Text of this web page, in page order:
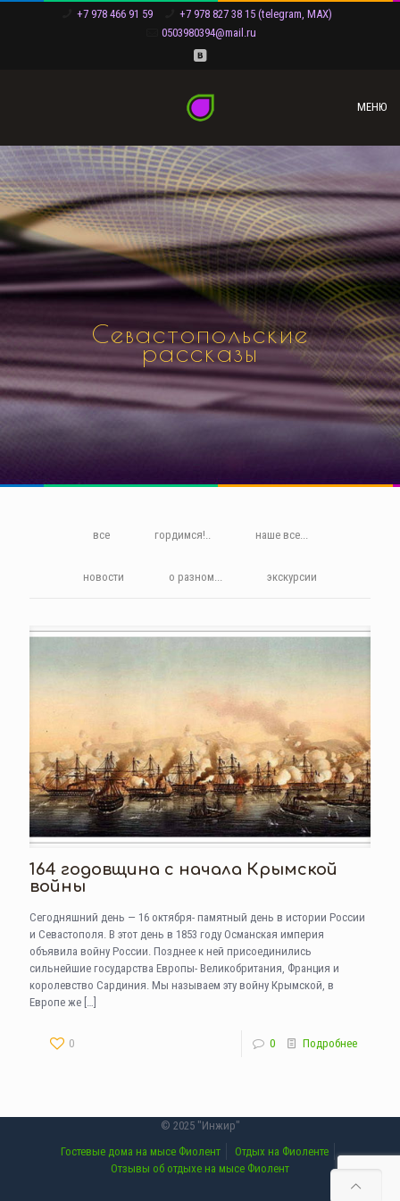
+7 978 466 91 59
+7 978 827 38 15 (telegram, MAX)
0503980394@mail.ru
МЕНЮ
Севастопольские
рассказы
все гордимся!.. наше все...
новости о разном... экскурсии
164 годовщина с начала Крымской
войны
Сегодняшний день — 16 октября- памятный день в истории России
и Севастополя. В этот день в 1853 году Османская империя
объявила войну России. Позднее к ней присоединились
сильнейшие государства Европы- Великобритания, Франция и
королевство Сардиния. Мы называем эту войну Крымской, в
Европе же […]
0 0 Подробнее
© 2025 "Инжир"
Гостевые дома на мысе Фиолент
Отдых на Фиоленте
Отзывы об отдыхе на мысе Фиолент